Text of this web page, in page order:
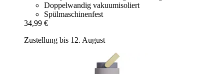
Doppelwandig vakuumisoliert
Spülmaschinenfest
34,99 €
Zustellung bis 12. August